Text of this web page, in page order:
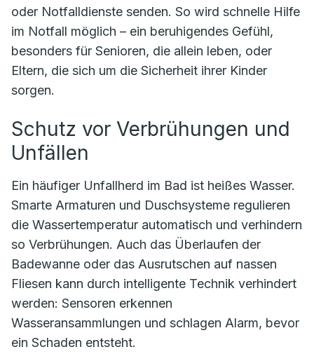
oder Notfalldienste senden. So wird schnelle Hilfe
im Notfall möglich – ein beruhigendes Gefühl,
besonders für Senioren, die allein leben, oder
Eltern, die sich um die Sicherheit ihrer Kinder
sorgen.
Schutz vor Verbrühungen und
Unfällen
Ein häufiger Unfallherd im Bad ist heißes Wasser.
Smarte Armaturen und Duschsysteme regulieren
die Wassertemperatur automatisch und verhindern
so Verbrühungen. Auch das Überlaufen der
Badewanne oder das Ausrutschen auf nassen
Fliesen kann durch intelligente Technik verhindert
werden: Sensoren erkennen
Wasseransammlungen und schlagen Alarm, bevor
ein Schaden entsteht.